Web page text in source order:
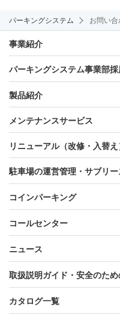
パーキングシステム お問い合
事業紹介
パーキングシステム事業部採
製品紹介
メンテナンスサービス
リニューアル（改修・入替え
駐車場の運営管理・サブリー
コインパーキング
コールセンター
ニュース
取扱説明ガイド・安全のた
カタログ一覧